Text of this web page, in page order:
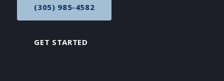
CALL NOW AT
(305) 985-4582
GET STARTED